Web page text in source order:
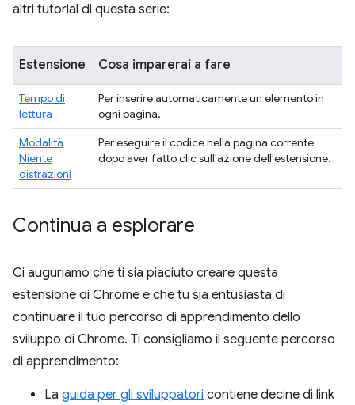
altri tutorial di questa serie:
Estensione Cosa imparerai a fare
Tempo di
lettura
Per inserire automaticamente un elemento in
ogni pagina.
Modalità
Niente
distrazioni
Per eseguire il codice nella pagina corrente
dopo aver fatto clic sull'azione dell'estensione.
Continua a esplorare
Ci auguriamo che ti sia piaciuto creare questa
estensione di Chrome e che tu sia entusiasta di
continuare il tuo percorso di apprendimento dello
sviluppo di Chrome. Ti consigliamo il seguente percorso
di apprendimento:
La guida per gli sviluppatori contiene decine di link